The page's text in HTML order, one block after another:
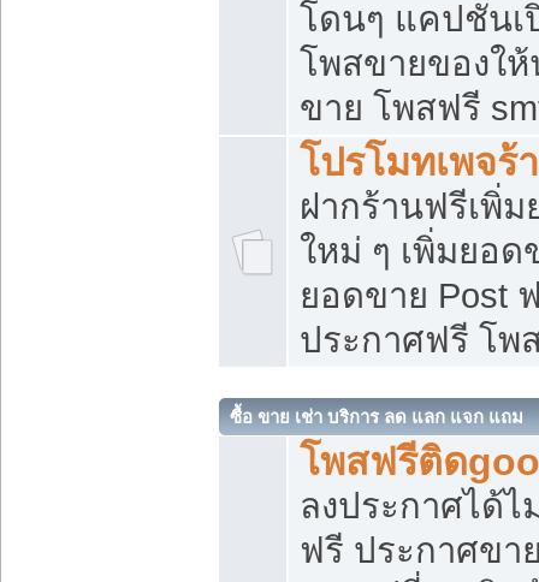
โดนๆ แคปชั่นเ
โพสขายของใ
ขาย โพสฟรี
โปรโมทเพจร้
ฝากร้านฟรีเพิ่
ใหม่ ๆ เพิ่มยอด
ยอดขาย Post
ประกาศฟรี โพ
ซื้อ ขาย เช่า บริการ ลด แลก แจก แถม
โพสฟรีติด
ลงประกาศได้
ฟรี ประกาศข